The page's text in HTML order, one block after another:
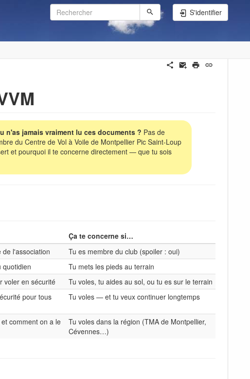
S'identifier
membres:consignes
n'as jamais vraiment lu ces documents ? Pas de
du Centre de Vol à Voile de Montpellier Pic Saint-Loup
et pourquoi il te concerne directement — que tu sois
Ça te concerne si…
l'association
Tu es membre du club (spoiler : oui)
quotidien
Tu mets les pieds au terrain
voler en sécurité
Tu voles, tu aides au sol, ou tu es sur le terrain
pour tous Tu voles — et tu veux continuer longtemps
comment on a le
Tu voles dans la région (TMA de Montpellier,
Cévennes…)